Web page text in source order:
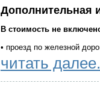
Дополнительная
В стоимость не
• проезд по железной
Дополнительно
• 1 ужин в гостинице
читать